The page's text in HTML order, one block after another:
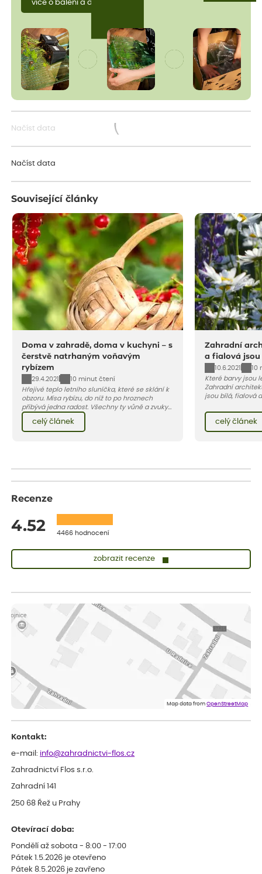
více o balení a dopravě
Načíst data
Načíst data
Související články
Doma v zahradě, doma v kuchyni – s
čerstvě natrhaným voňavým
rybízem
29.4.2021
10 minut čtení
Hřejivé teplo letního sluníčka, které se sklání k
obzoru. Mísa rybízu, do níž to po hroznech
přibývá jedna radost. Všechny ty vůně a zvuky
červencové zahrady. Sklizeň rybízu do kuchyně
vnese neuvěřitelný klid a radost. A taky trochu
bezstarostnosti dětství při mlsání babiččina
celý článek
Zahradní
a fialová jsou
10.6.2021
10
Které barvy jsou
Zahradní
jsou bílá, fialová
záhon, terasu či
obléknout i vy.
celý článek
Recenze
4.52 4466 hodnocení
zobrazit recenze
Vše v pořádku, jsem spokojena.
ověřený nákup
Rostlina mi přišla v dobrém stavu, jsem spokojená.
Zuzana
Spokojenost s dodáním kvalitních rostlin
Map data fromOpenStreetMap
Kontakt:
e-mail: info@zahradnictvi-flos.cz
Zahradnictví Flos s.r.o.
Zahradní 141
250 68 Řež u Prahy
Otevírací doba:
Pondělí až sobota - 8:00 - 17:00
Pátek 1.5.2026 je otevřeno
Pátek 8.5.2026 je zavřeno